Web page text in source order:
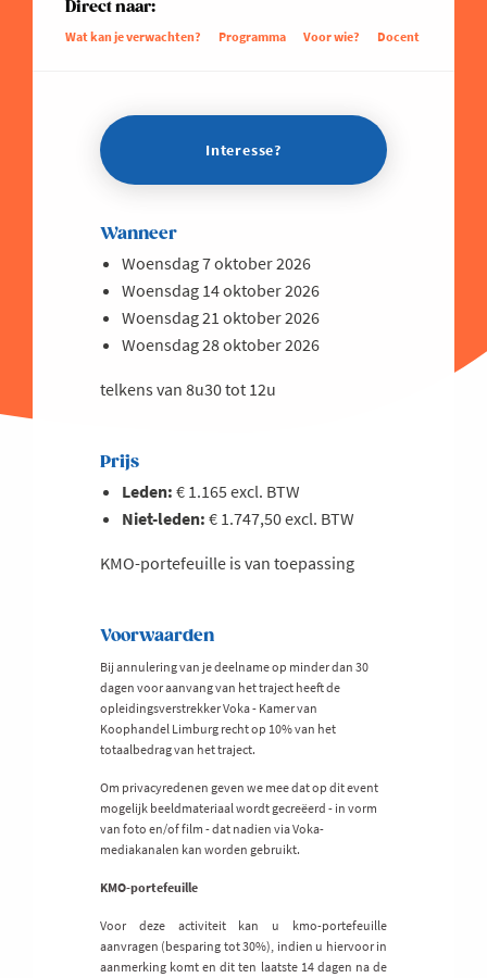
Direct naar:
Wat kan je verwachten? Programma Voor wie? Docent
Interesse?
Wanneer
Woensdag 7 oktober 2026
Woensdag 14 oktober 2026
Woensdag 21 oktober 2026
Woensdag 28 oktober 2026
telkens van 8u30 tot 12u
Prijs
Leden: € 1.165 excl. BTW
Niet-leden: € 1.747,50 excl. BTW
KMO-portefeuille is van toepassing
Voorwaarden
Bij annulering van je deelname op minder dan 30
dagen voor aanvang van het traject heeft de
opleidingsverstrekker Voka - Kamer van
Koophandel Limburg recht op 10% van het
totaalbedrag van het traject.
Om privacyredenen geven we mee dat op dit event
mogelijk beeldmateriaal wordt gecreëerd - in vorm
van foto en/of film - dat nadien via Voka-
mediakanalen kan worden gebruikt.
KMO-portefeuille
Voor deze activiteit kan u kmo-portefeuille
aanvragen (besparing tot 30%), indien u hiervoor in
aanmerking komt en dit ten laatste 14 dagen na de